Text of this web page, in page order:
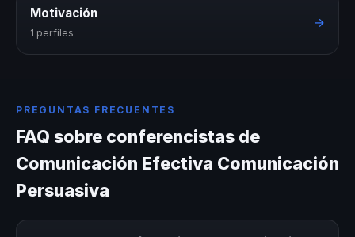
Motivación
1 perfiles
→
PREGUNTAS FRECUENTES
FAQ sobre conferencistas de
Comunicación Efectiva Comunicación
Persuasiva